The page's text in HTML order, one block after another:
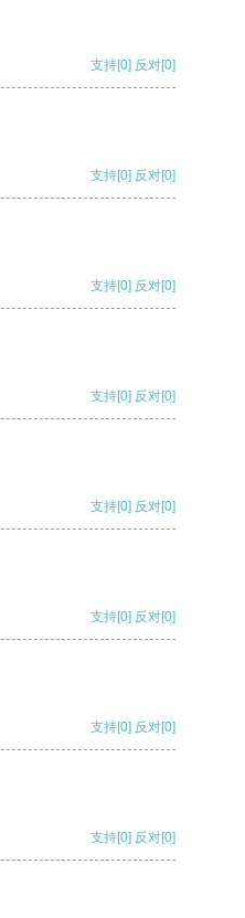
支持[0] 反对[0]
支持[0] 反对[0]
支持[0] 反对[0]
支持[0] 反对[0]
支持[0] 反对[0]
支持[0] 反对[0]
支持[0] 反对[0]
支持[0] 反对[0]